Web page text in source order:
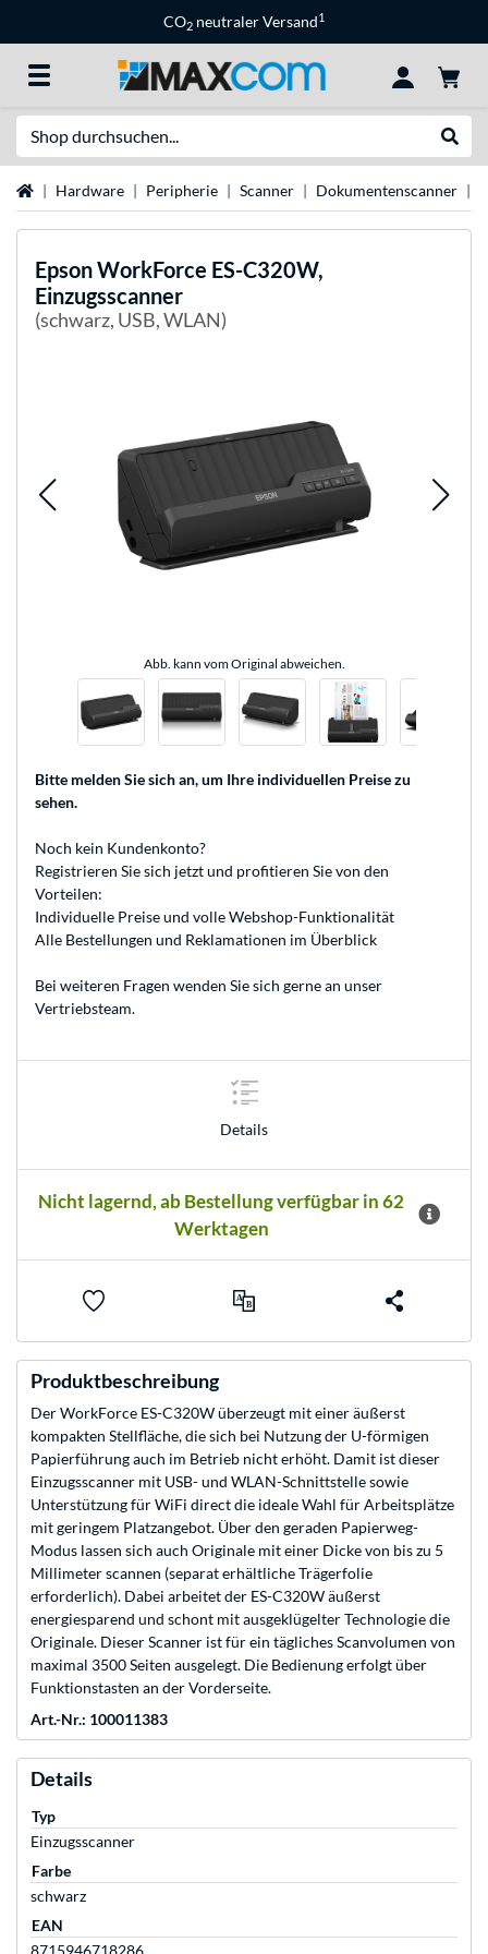
CO2 neutraler Versand1
StartseiteHardware Peripherie Scanner Dokumentenscanner
EpsonWorkForce ES-C320W,
Einzugsscanner
(schwarz, USB, WLAN)
Abb. kann vom Original abweichen.
Bitte melden Sie sich an, um Ihre individuellen Preise zu
sehen.
Noch kein Kundenkonto?
Registrieren Sie sich jetzt und profitieren Sie von den
Vorteilen:
Individuelle Preise und volle Webshop-Funktionalität
Alle Bestellungen und Reklamationen im Überblick
Bei weiteren Fragen wenden Sie sich gerne an unser
Vertriebsteam.
Details
Nicht lagernd, ab Bestellung verfügbar in 62
Werktagen
Produktbeschreibung
Der WorkForce ES-C320W überzeugt mit einer äußerst
kompakten Stellfläche, die sich bei Nutzung der U-förmigen
Papierführung auch im Betrieb nicht erhöht. Damit ist dieser
Einzugsscanner mit USB- und WLAN-Schnittstelle sowie
Unterstützung für WiFi direct die ideale Wahl für Arbeitsplätze
mit geringem Platzangebot. Über den geraden Papierweg-
Modus lassen sich auch Originale mit einer Dicke von bis zu 5
Millimeter scannen (separat erhältliche Trägerfolie
erforderlich). Dabei arbeitet der ES-C320W äußerst
energiesparend und schont mit ausgeklügelter Technologie die
Originale. Dieser Scanner ist für ein tägliches Scanvolumen von
maximal 3500 Seiten ausgelegt. Die Bedienung erfolgt über
Funktionstasten an der Vorderseite.
Art.-Nr.: 100011383
Details
Typ
Einzugsscanner
Farbe
schwarz
EAN
8715946718286